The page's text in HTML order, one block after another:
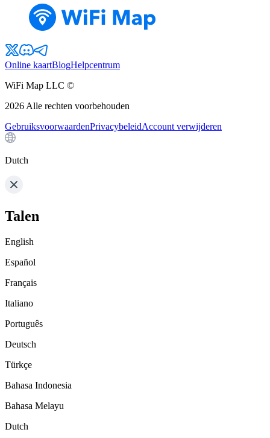
Online kaartBlogHelpcentrum
WiFi Map LLC ©
2026 Alle rechten voorbehouden
GebruiksvoorwaardenPrivacybeleidAccount verwijderen
Dutch
Talen
English
Español
Français
Italiano
Português
Deutsch
Türkçe
Bahasa Indonesia
Bahasa Melayu
Dutch